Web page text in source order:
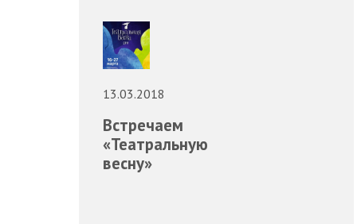
13.03.2018
Встречаем
«Театральную
весну»